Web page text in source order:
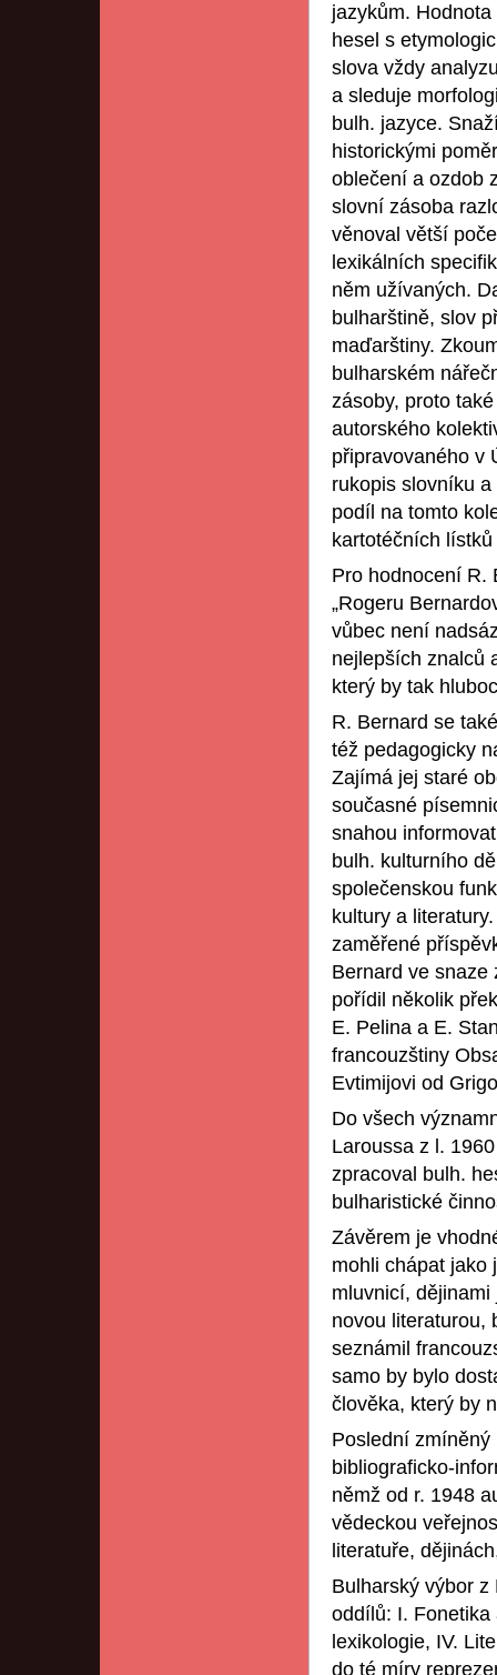
jazykům.
hesel s
slova vždy
a sleduje
bulh. jazyce.
historickými
oblečení a ozdob
slovní zásoba
věnoval větší
lexikálních
něm užívaných.
bulharštině, slov
maďarštiny.
bulharském
zásoby, proto
autorského
připravovaného v
rukopis slovníku
podíl na tomto
kartotéčních
Pro hodnocení R.
„Rogeru
vůbec není
nejlepších znalců
který by tak
R. Bernard se
též pedagogicky
Zajímá jej staré
současné
snahou
bulh. kulturního
společenskou
kultury a
zaměřené
Bernard ve snaze
pořídil několik
E. Pelina a E.
francouzštiny
Evtimijovi od
Do všech
Laroussa z l.
zpracoval bulh.
bulharistické
Závěrem je
mohli chápat jako
mluvnicí,
novou literaturou,
seznámil
samo by bylo
člověka, který by
Poslední zmíněný
bibliograficko-
němž od r. 1948
vědeckou
literatuře,
Bulharský výbor
oddílů: I. Fonetika
lexikologie, IV.
do té míry